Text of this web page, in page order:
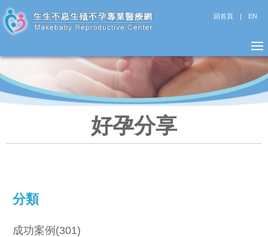
回首頁| EN
好孕分享
分類
成功案例(301)